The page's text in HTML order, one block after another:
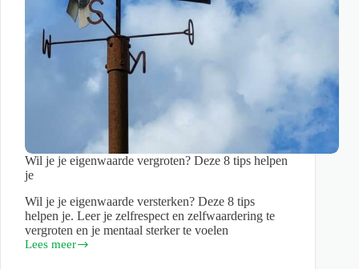
Wil je je eigenwaarde vergroten? Deze 8 tips helpen
je
Wil je je eigenwaarde versterken? Deze 8 tips
helpen je. Leer je zelfrespect en zelfwaardering te
vergroten en je mentaal sterker te voelen
Lees meer
Wil